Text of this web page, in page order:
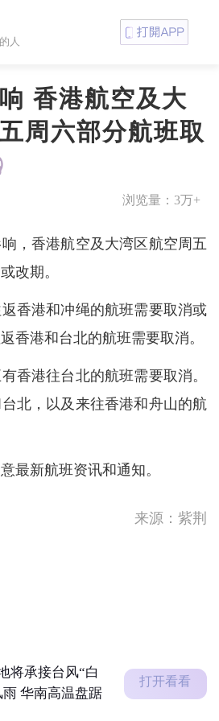
香港航空及大
周六部分航班取
浏览量： 3万+
，香港航空及大湾区航空周五
改期。
香港和冲绳的航班需要取消或
香港和台北的航班需要取消。
香港往台北的航班需要取消。
北，以及来往香港和舟山的航
最新航班资讯和通知。
来源：紫荆
下沉气流会在今
白海豚移向浙江
陆， 其外围下
将承接台风“白
华南高温盘踞
打开看看
人